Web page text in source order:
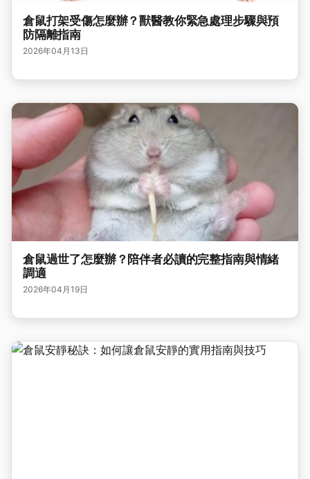
倉鼠打架受傷怎麼辦？獸醫教你緊急處理步驟與預
防隔離指南
2026年04月13日
倉鼠過世了怎麼辦？陪伴者必讀的完整指南與情緒
調適
2026年04月19日